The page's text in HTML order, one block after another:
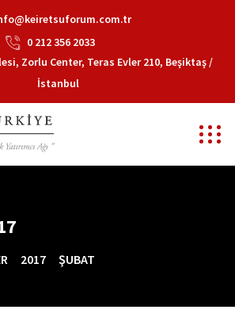
0 212 356 2033
Zorlu Center, Teras Evler 210, Beşiktaş /
İstanbul
2017 ŞUBAT